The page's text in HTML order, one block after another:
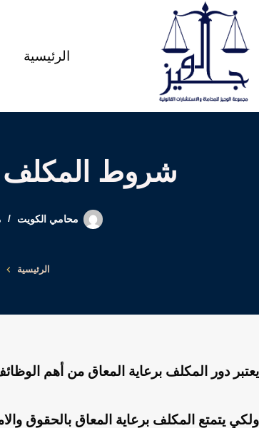
التجاوز
إلى
المحتوى
الرئيسية
شروط المكلف
محامي الكويت
الرئيسية
يعتبر دور المكلف برعاية المعاق من أهم
ولكي يتمتع المكلف برعاية المعاق بالحقوق